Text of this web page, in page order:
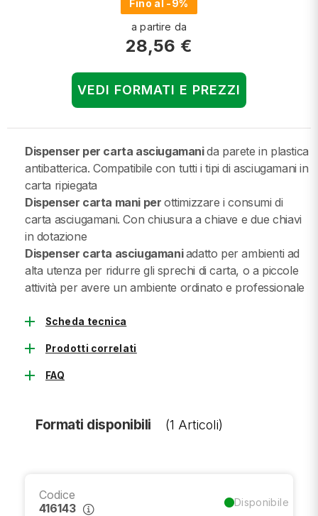
Fino al -9%
a partire da
28,56 €
VEDI FORMATI E PREZZI
Dispenser per carta asciugamanida parete in plastica
antibatterica. Compatibile con tutti i tipi di asciugamani in
carta ripiegata
Dispenser carta mani per ottimizzare i consumi di
carta asciugamani. Con chiusura a chiave e due chiavi
in dotazione
Dispenser carta asciugamaniadatto per ambienti ad
alta utenza per ridurre gli sprechi di carta, o a piccole
attività per avere un ambiente ordinato e professionale
add Scheda tecnica
add Prodotti correlati
add FAQ
Formati disponibili (1 Articoli)
Codice
416143
Disponibile